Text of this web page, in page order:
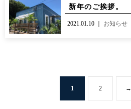
新年のご挨拶。
2021.01.10 ｜ お知らせ
1 2 →